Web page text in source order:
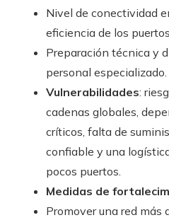
Nivel de conectividad
eficiencia de los puertos.
Preparación técnica y
personal especializado.
Vulnerabilidades:
cadenas globales,
críticos, falta de
confiable y una
pocos puertos.
Medidas de
Promover una red más